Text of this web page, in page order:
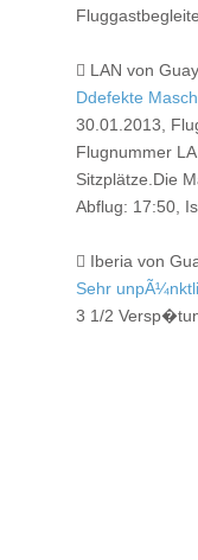
LAN von
Ddefekte
30.01.2013,
Flugnummer
Sitzplätze.Die
Abflug: 17:50,
Iberia von
Sehr
3 1/2